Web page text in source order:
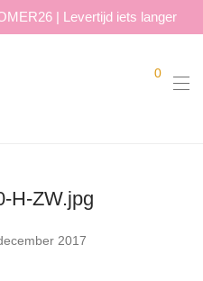
| Levertijd iets langer
0
H-ZW.jpg
2017